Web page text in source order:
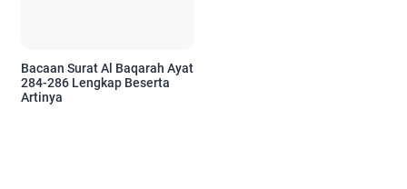
Bacaan Surat Al Baqarah Ayat
284-286 Lengkap Beserta
Artinya